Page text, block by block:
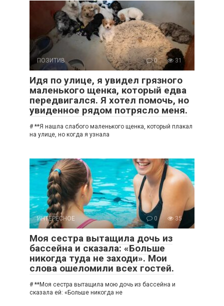
ПОЗИТИВ 0 31
Идя по улице, я увидел грязного
маленького щенка, который едва
передвигался. Я хотел помочь, но
увиденное рядом потрясло меня.
# **Я нашла слабого маленького щенка, который плакал
на улице, но когда я узнала
ИНТЕРЕСНОЕ 0 35
Моя сестра вытащила дочь из
бассейна и сказала: «Больше
никогда туда не заходи». Мои
слова ошеломили всех гостей.
# **Моя сестра вытащила мою дочь из бассейна и
сказала ей: «Больше никогда не